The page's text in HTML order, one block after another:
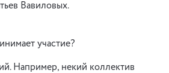
Вавиловых.
участие?
Например, некий коллектив